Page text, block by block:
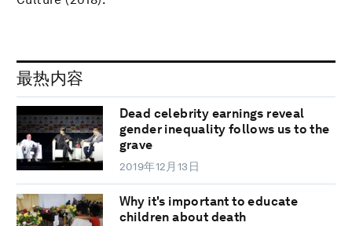
最热内容
Dead celebrity earnings reveal
gender inequality follows us to the
grave
2019年12月13日
Why it's important to educate
children about death